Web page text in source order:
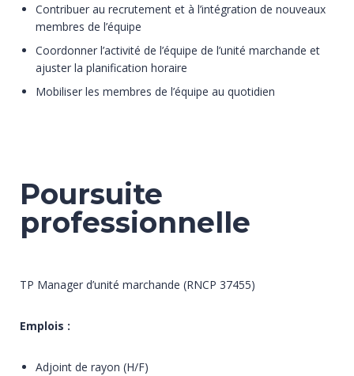
Contribuer au recrutement et à l’intégration de nouveaux
membres de l’équipe
Coordonner l’activité de l’équipe de l’unité marchande et
ajuster la planification horaire
Mobiliser les membres de l’équipe au quotidien
Poursuite
professionnelle
TP Manager d’unité marchande (RNCP 37455)
Emplois :
Adjoint de rayon (H/F)